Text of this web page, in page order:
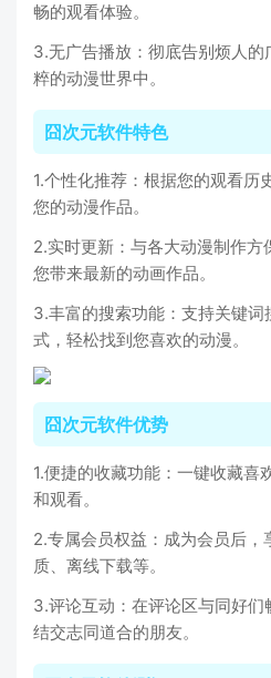
畅的观看体验。
3.无广告播放：彻底告别烦人
粹的动漫世界中。
囧次元软件特色
1.个性化推荐：根据您的观看历
您的动漫作品。
2.实时更新：与各大动漫制作方
您带来最新的动画作品。
3.丰富的搜索功能：支持关键
式，轻松找到您喜欢的动漫。
囧次元软件优势
1.便捷的收藏功能：一键收藏喜
和观看。
2.专属会员权益：成为会员后
质、离线下载等。
3.评论互动：在评论区与同好们
结交志同道合的朋友。